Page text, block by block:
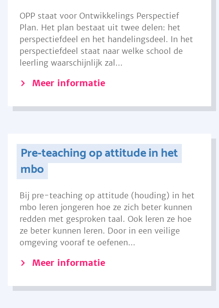
OPP staat voor Ontwikkelings Perspectief
Plan. Het plan bestaat uit twee delen: het
perspectiefdeel en het handelingsdeel. In het
perspectiefdeel staat naar welke school de
leerling waarschijnlijk zal...
Meer informatie
Pre-teaching op attitude in het
mbo
Bij pre-teaching op attitude (houding) in het
mbo leren jongeren hoe ze zich beter kunnen
redden met gesproken taal. Ook leren ze hoe
ze beter kunnen leren. Door in een veilige
omgeving vooraf te oefenen...
Meer informatie